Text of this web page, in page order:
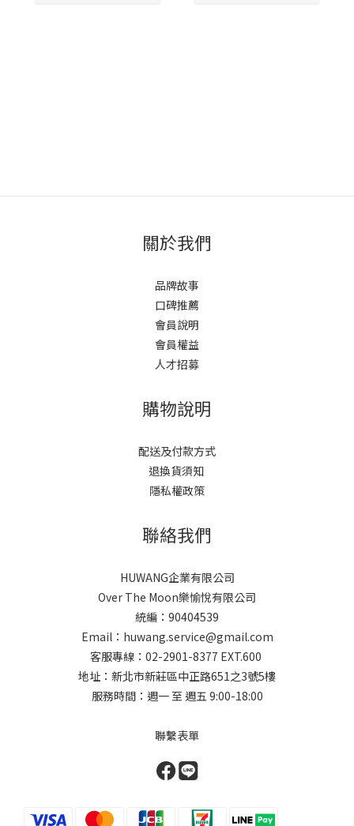
關於我們
品牌故事
口碑推薦
會員說明
會員權益
人才招募
購物說明
配送及付款方式
退換貨須知
隱私權政策
聯絡我們
HUWANG企業有限公司
Over The Moon樂愉悅有限公司
統編：90404539
Email：huwang.service@gmail.com
客服專線：02-2901-8377 EXT.600
地址：新北市新莊區中正路651之3號5樓
服務時間：週一 至 週五 9:00-18:00
聯繫表單